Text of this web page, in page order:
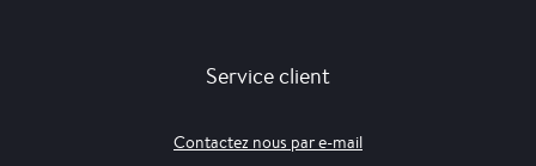
Service client
Contactez nous par e-mail